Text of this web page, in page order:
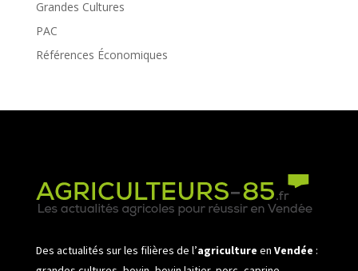
Grandes Cultures
PAC
Références Économiques
Des actualités sur les filières de l’agriculture en Vendée :